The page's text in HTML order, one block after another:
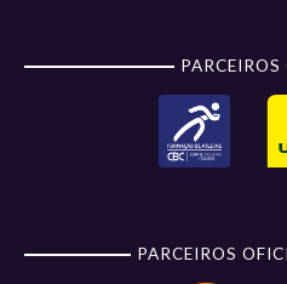
PARCEIROS